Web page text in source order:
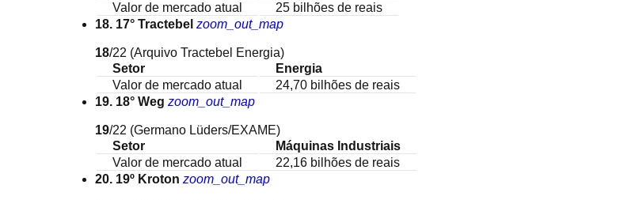
Valor de mercado atual
25 bilhões de reais
18. 17° Tractebel zoom_out_map
18/22 (Arquivo Tractebel Energia)
Setor
Energia
Valor de mercado atual
24,70 bilhões de reais
19. 18° Weg zoom_out_map
19/22 (Germano Lüders/EXAME)
Setor
Máquinas Industriais
Valor de mercado atual
22,16 bilhões de reais
20. 19º Kroton zoom_out_map